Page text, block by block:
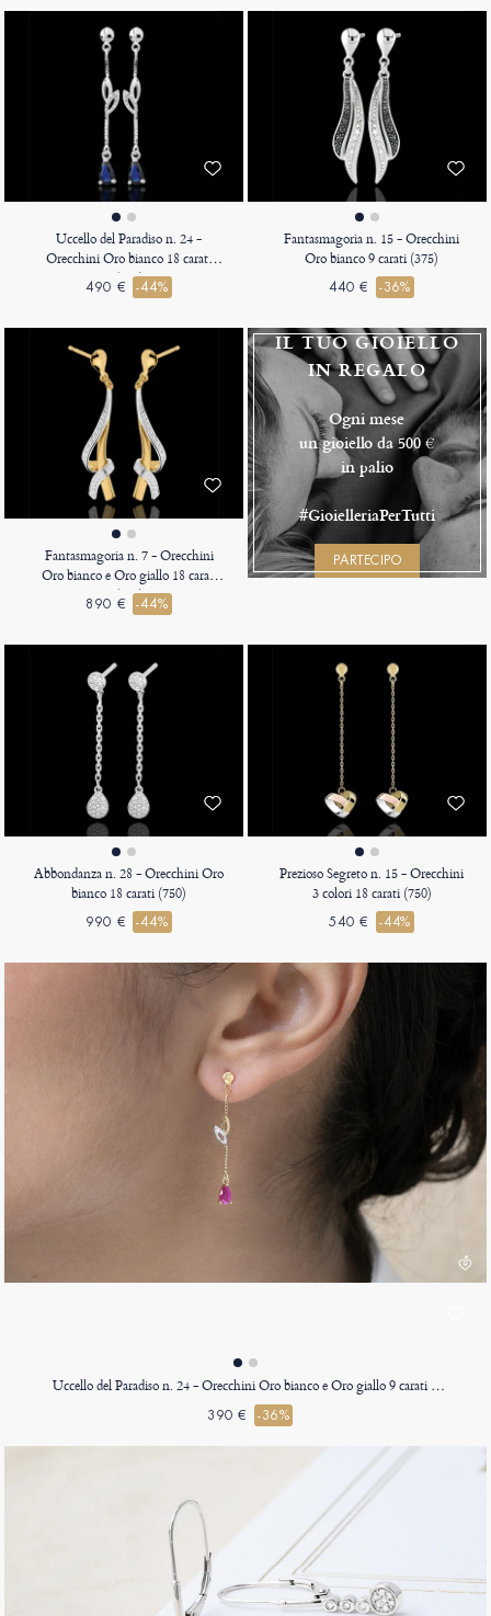
Uccello del Paradiso n. 24 -
Orecchini Oro bianco 18 carati
(750)
490 € -44%
Fantasmagoria n. 15 - Orecchini
Oro bianco 9 carati (375)
440 € -36%
Fantasmagoria n. 7 - Orecchini
Oro bianco e Oro giallo 18 carati
(750)
890 € -44%
IL TUO GIOIELLO
IN REGALO
Ogni mese
un gioiello da 500 €
in palio
#GioielleriaPerTutti
PARTECIPO
Abbondanza n. 28 - Orecchini Oro
bianco 18 carati (750)
990 € -44%
Prezioso Segreto n. 15 - Orecchini
3 colori 18 carati (750)
540 € -44%
Uccello del Paradiso n. 24 - Orecchini Oro bianco e Oro giallo 9 carati (375)
390 € -36%